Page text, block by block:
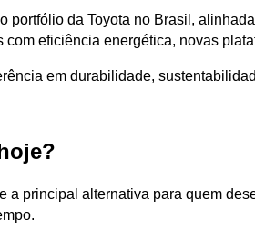
portfólio da Toyota no Brasil,
eficiência energética, novas
em durabilidade,
principal alternativa para quem